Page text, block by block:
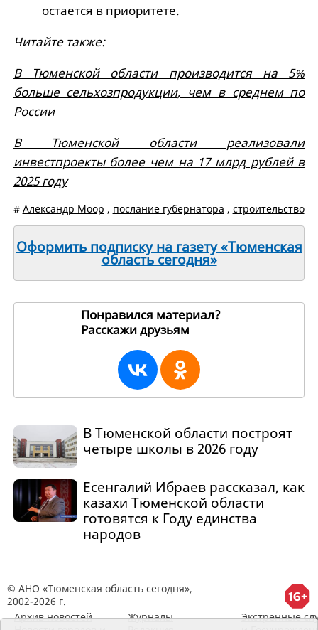
остается в приоритете.
Читайте также:
В Тюменской области производится на 5%
больше сельхозпродукции, чем в среднем по
России
В Тюменской области реализовали
инвестпроекты более чем на 17 млрд рублей в
2025 году
# Александр Моор , послание губернатора , строительство
Оформить подписку на газету «Тюменская
область сегодня»
Понравился материал?
Расскажи друзьям
В Тюменской области построят
четыре школы в 2026 году
Есенгалий Ибраев рассказал, как
казахи Тюменской области
готовятся к Году единства
народов
© АНО «Тюменская область сегодня»,
2002-2026 г.
Архив новостей
Журналы
Экстренные